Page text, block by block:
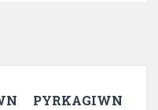
PYRKAGIWN